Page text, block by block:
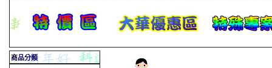
商品分類